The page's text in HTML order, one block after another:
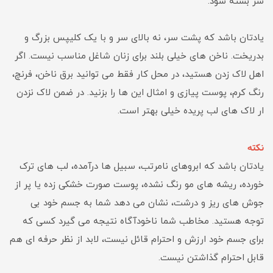
یادتان باشد که پشت سر، نه بالای سر و با یک کلیپس بزرگ و
بدریخت. ناخن های خیلی بلند برای زنان شاغل مناسب نیست. اگر
اهل لاک زدن هستید، در محل کار فقط می توانید برق ناخن، فرنچ،
رنگ کرم، پوست پیازی و امثال این ها را بزنید. در ضمن لاک نزدن
ار لاک های لب پریده خیلی بهتر است.
نکته
یادتان باشد که ابروهای نامرتب، سبیل ها درآمده، لب های ترک
خورده، ریشه های مو رنگ نشده، پوست صورت خشکی زده یا پر از
جوش های ریز و درشت، نشان می دهد شما به جسم خود بی
توجه هستید. مخاطب شما ناخودآگاه نتیجه می گیرد کسی که
برای جسم خود ارزش و احترام قائل نیست، لابد از نظر حرفه ای هم
قابل احترام گذاشتن نیست.